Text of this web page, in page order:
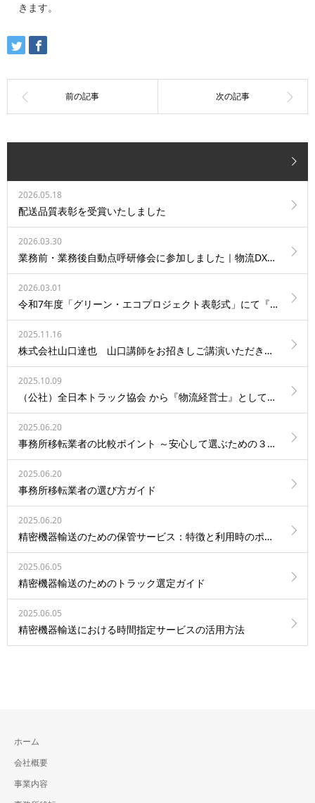
きます。
2026.05.18
配送品質表彰を受賞いたしました
2026.03.30
業務前・業務後自動点呼研修会に参加しました｜物流DXへの取り組み
2026.03.01
令和7年度「グリーン・エコプロジェクト表彰式」にて『環境委員長賞』を受賞しました
2025.11.16
株式会社山口達也 山口講師をお招きしご講演いただきました
2025.10.09
（公社）全日本トラック協会 から『物流経営士』として認定されました
2025.06.20
事務所移転業者の比較ポイント ～安心して選ぶための３つの視点～
2025.06.20
事務所移転業者の選び方ガイド
2025.06.20
精密機器輸送のための保管サービス：特徴と利用時のポイント
2025.06.05
精密機器輸送のためのトラック選定ガイド
2025.06.05
精密機器輸送における時間指定サービスの活用方法
ホーム
会社概要
事業内容